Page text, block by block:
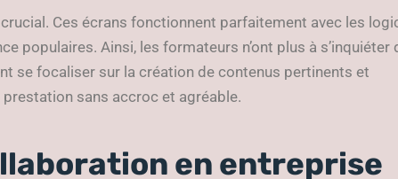
Ces écrans fonctionnent parfaitement avec les
populaires. Ainsi, les formateurs n’ont plus à s’inquiéter
se focaliser sur la création de contenus pertinents et
sans accroc et agréable.
en entreprise